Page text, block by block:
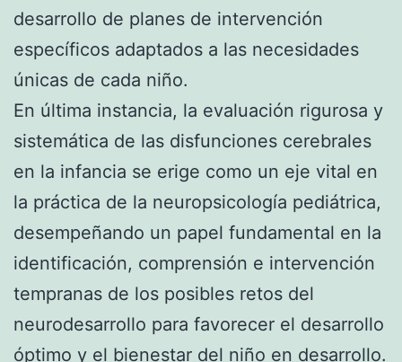
desarrollo de planes de intervención
específicos adaptados a las necesidades
únicas de cada niño.
En última instancia, la evaluación rigurosa y
sistemática de las disfunciones cerebrales
en la infancia se erige como un eje vital en
la práctica de la neuropsicología pediátrica,
desempeñando un papel fundamental en la
identificación, comprensión e intervención
tempranas de los posibles retos del
neurodesarrollo para favorecer el desarrollo
óptimo y el bienestar del niño en desarrollo.